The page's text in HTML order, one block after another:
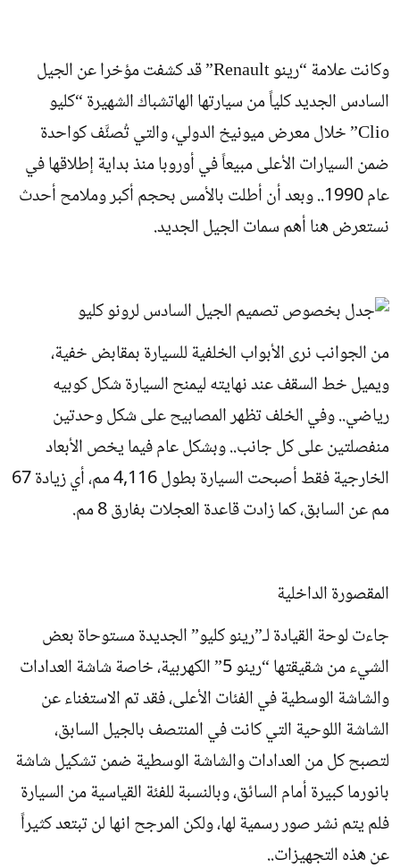
وكانت علامة “رينو Renault” قد كشفت مؤخرا عن الجيل
السادس الجديد كلياً من سيارتها الهاتشباك الشهيرة “كليو
Clio” خلال معرض ميونيخ الدولي، والتي تُصنَّف كواحدة
ضمن السيارات الأعلى مبيعاً في أوروبا منذ بداية إطلاقها في
عام 1990.. وبعد أن أطلت بالأمس بحجم أكبر وملامح أحدث
نستعرض هنا أهم سمات الجيل الجديد.
من الجوانب نرى الأبواب الخلفية للسيارة بمقابض خفية،
ويميل خط السقف عند نهايته ليمنح السيارة شكل كوبيه
رياضي.. وفي الخلف تظهر المصابيح على شكل وحدتين
منفصلتين على كل جانب.. وبشكل عام فيما يخص الأبعاد
الخارجية فقط أصبحت السيارة بطول 4,116 مم، أي زيادة 67
مم عن السابق، كما زادت قاعدة العجلات بفارق 8 مم.
المقصورة الداخلية
جاءت لوحة القيادة لـ”رينو كليو” الجديدة مستوحاة بعض
الشيء من شقيقتها “رينو 5” الكهربية، خاصة شاشة العدادات
والشاشة الوسطية في الفئات الأعلى، فقد تم الاستغناء عن
الشاشة اللوحية التي كانت في المنتصف بالجيل السابق،
لتصبح كل من العدادات والشاشة الوسطية ضمن تشكيل شاشة
بانورما كبيرة أمام السائق، وبالنسبة للفئة القياسية من السيارة
فلم يتم نشر صور رسمية لها، ولكن المرجح انها لن تبتعد كثيراً
عن هذه التجهيزات..